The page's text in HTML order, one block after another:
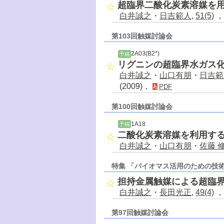
超臨界二酸化炭素溶媒を
白井誠之 ・ 日吉範人 , 51(5)
第103回触媒討論会
予稿2A03(B2*)
リグニンの超臨界水ガス
白井誠之 ・ 山口有朋 ・ 日吉
(2009)．
PDF
第100回触媒討論会
予稿 1A18
二酸化炭素溶媒を利用す
白井誠之 ・ 山口有朋 ・ 佐藤
特集 「バイオマス活用のための技
担持金属触媒による超臨
白井誠之 ・ 長田光正, 49(4)
第97回触媒討論会